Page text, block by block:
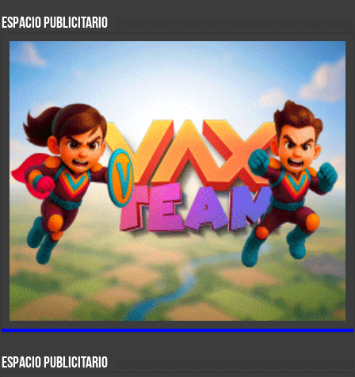
ESPACIO PUBLICITARIO
ESPACIO PUBLICITARIO